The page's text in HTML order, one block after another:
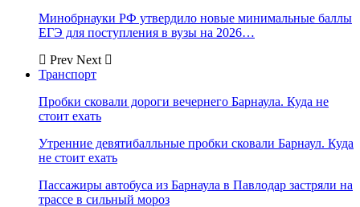
Минобрнауки РФ утвердило новые минимальные баллы
ЕГЭ для поступления в вузы на 2026…
Prev Next
Транспорт
Пробки сковали дороги вечернего Барнаула. Куда не
стоит ехать
Утренние девятибалльные пробки сковали Барнаул. Куда
не стоит ехать
Пассажиры автобуса из Барнаула в Павлодар застряли на
трассе в сильный мороз